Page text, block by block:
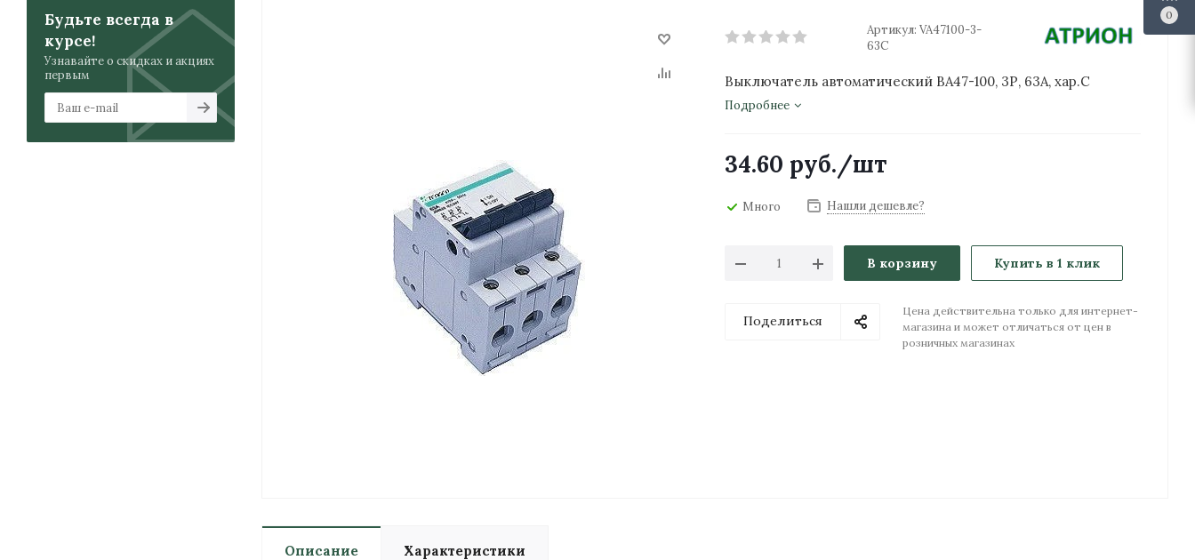
Артикул: VA47100-3-
63C
Выключатель автоматический ВА47-100, 3Р, 63А, хар.С
Подробнее
34.60 руб./шт
Много Нашли дешевле?
В корзину Купить в 1 клик
Поделиться
Цена действительна только для интернет-
магазина и может отличаться от цен в
розничных магазинах
Описание Характеристики
Будьте всегда в
курсе!
Узнавайте о скидках и акциях
первым
0